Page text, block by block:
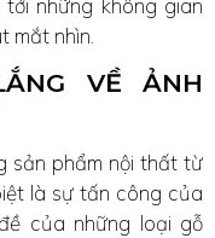
những không gian
mắt nhìn.
VỀ ẢNH
sản phẩm nội thất từ
là sự tấn công của
của những loại gỗ